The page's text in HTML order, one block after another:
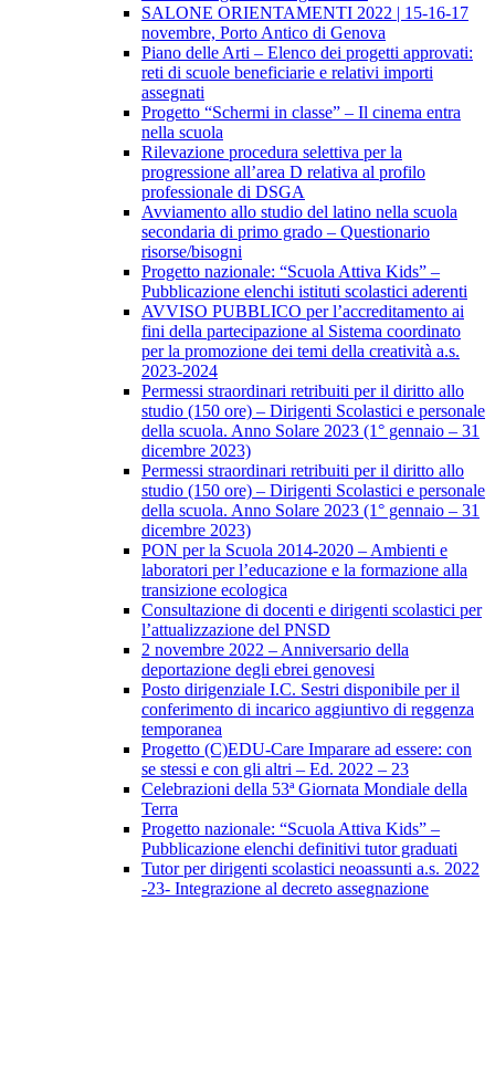
SALONE ORIENTAMENTI 2022 | 15-16-17
novembre, Porto Antico di Genova
Piano delle Arti – Elenco dei progetti approvati:
reti di scuole beneficiarie e relativi importi
assegnati
Progetto “Schermi in classe” – Il cinema entra
nella scuola
Rilevazione procedura selettiva per la
progressione all’area D relativa al profilo
professionale di DSGA
Avviamento allo studio del latino nella scuola
secondaria di primo grado – Questionario
risorse/bisogni
Progetto nazionale: “Scuola Attiva Kids” –
Pubblicazione elenchi istituti scolastici aderenti
AVVISO PUBBLICO per l’accreditamento ai
fini della partecipazione al Sistema coordinato
per la promozione dei temi della creatività a.s.
2023-2024
Permessi straordinari retribuiti per il diritto allo
studio (150 ore) – Dirigenti Scolastici e personale
della scuola. Anno Solare 2023 (1° gennaio – 31
dicembre 2023)
Permessi straordinari retribuiti per il diritto allo
studio (150 ore) – Dirigenti Scolastici e personale
della scuola. Anno Solare 2023 (1° gennaio – 31
dicembre 2023)
PON per la Scuola 2014-2020 – Ambienti e
laboratori per l’educazione e la formazione alla
transizione ecologica
Consultazione di docenti e dirigenti scolastici per
l’attualizzazione del PNSD
2 novembre 2022 – Anniversario della
deportazione degli ebrei genovesi
Posto dirigenziale I.C. Sestri disponibile per il
conferimento di incarico aggiuntivo di reggenza
temporanea
Progetto (C)EDU-Care Imparare ad essere: con
se stessi e con gli altri – Ed. 2022 – 23
Celebrazioni della 53ª Giornata Mondiale della
Terra
Progetto nazionale: “Scuola Attiva Kids” –
Pubblicazione elenchi definitivi tutor graduati
Tutor per dirigenti scolastici neoassunti a.s. 2022
-23- Integrazione al decreto assegnazione